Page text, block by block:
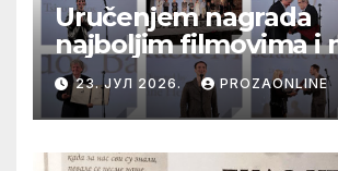
Uručenjem nagrada
najboljim filmovima i
„Aleksandar Lifka“
Bajiću svečano
Festival evropskog
23. ЈУЛ 2026. PROZAONLINE